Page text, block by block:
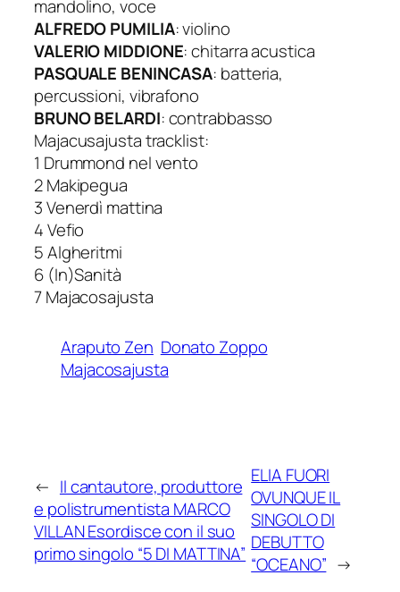
mandolino, voce
ALFREDO PUMILIA: violino
VALERIO MIDDIONE: chitarra acustica
PASQUALE BENINCASA: batteria,
percussioni, vibrafono
BRUNO BELARDI: contrabbasso
Majacusajusta tracklist:
1 Drummond nel vento
2 Makipegua
3 Venerdì mattina
4 Vefio
5 Algheritmi
6 (In)Sanità
7 Majacosajusta
Araputo Zen Donato Zoppo
Majacosajusta
← Il cantautore, produttore
e polistrumentista MARCO
VILLAN Esordisce con il suo
primo singolo “5 DI MATTINA”
ELIA FUORI
OVUNQUE IL
SINGOLO DI
DEBUTTO
“OCEANO” →